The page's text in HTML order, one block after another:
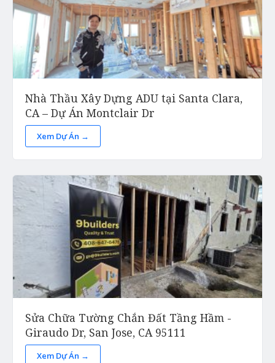
Nhà Thầu Xây Dựng ADU tại Santa Clara,
CA – Dự Án Montclair Dr
Xem Dự Án →
Sửa Chữa Tường Chắn Đất Tầng Hầm -
Giraudo Dr, San Jose, CA 95111
Xem Dự Án →